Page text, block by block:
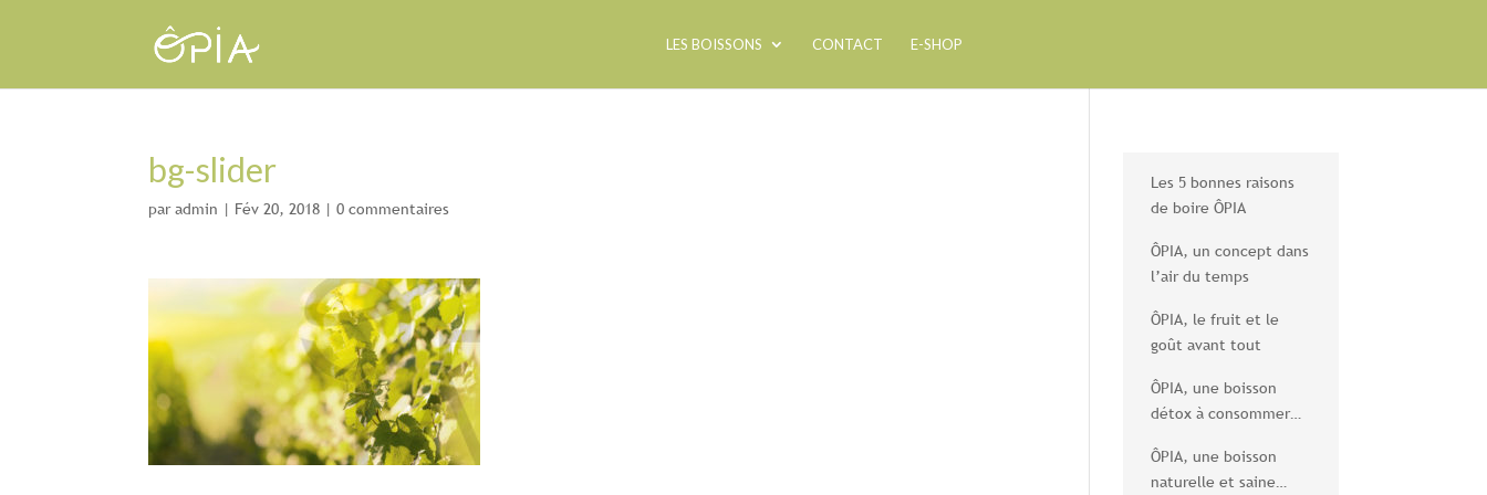
LES BOISSONS CONTACT E-SHOP
bg-slider
paradmin | Fév 20, 2018 |0 commentaires
Les 5 bonnes raisons
de boire ÔPIA
ÔPIA, un concept dans
l’air du temps
ÔPIA, le fruit et le
goût avant tout
ÔPIA, une boisson
détox à consommer
ÔPIA, une boisson
naturelle et saine